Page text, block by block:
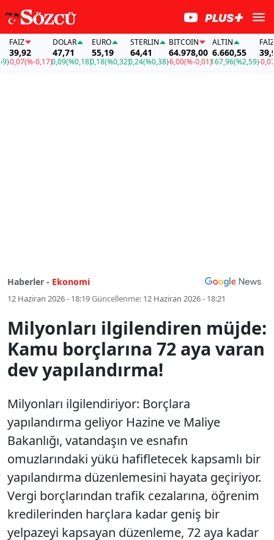
(%-0,17)
DOLAR
47,71
0,09(%0,18)
EURO
55,19
0,18(%0,32)
STERLIN
64,41
0,24(%0,38)
BITCOIN
64.978,00
-6,00(%-0,01)
ALTIN
6.660,55
167,96(%2,59)
FAİZ
39,92
-0,07
Haberler - Ekonomi
12 Haziran 2026 - 18:19Güncellenme: 12 Haziran 2026 - 18:21
Milyonları ilgilendiren müjde:
Kamu borçlarına 72 aya varan
dev yapılandırma!
Milyonları ilgilendiriyor: Borçlara
yapılandırma geliyor Hazine ve Maliye
Bakanlığı, vatandaşın ve esnafın
omuzlarındaki yükü hafifletecek kapsamlı bir
yapılandırma düzenlemesini hayata geçiriyor.
Vergi borçlarından trafik cezalarına, öğrenim
kredilerinden harçlara kadar geniş bir
yelpazeyi kapsayan düzenleme, 72 aya kadar